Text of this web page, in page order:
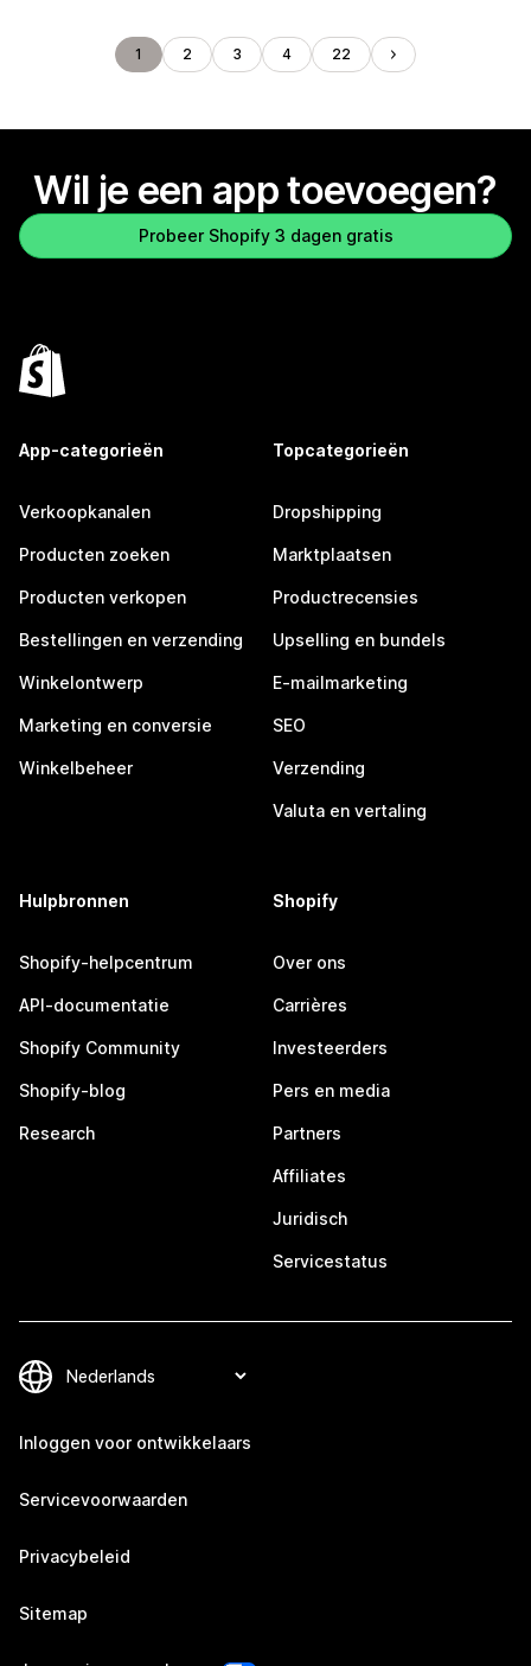
1 2 3 4 22
Wil je een app toevoegen?
Probeer Shopify 3 dagen gratis
App-categorieën
Verkoopkanalen
Producten zoeken
Producten verkopen
Bestellingen en verzending
Winkelontwerp
Marketing en conversie
Winkelbeheer
Topcategorieën
Dropshipping
Marktplaatsen
Productrecensies
Upselling en bundels
E-mailmarketing
SEO
Verzending
Valuta en vertaling
Hulpbronnen
Shopify-helpcentrum
API-documentatie
Shopify Community
Shopify-blog
Research
Shopify
Over ons
Carrières
Investeerders
Pers en media
Partners
Affiliates
Juridisch
Servicestatus
Inloggen voor ontwikkelaars
Servicevoorwaarden
Privacybeleid
Sitemap